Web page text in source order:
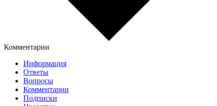
Комментарии
Информация
Ответы
Вопросы
Комментарии
Подписки